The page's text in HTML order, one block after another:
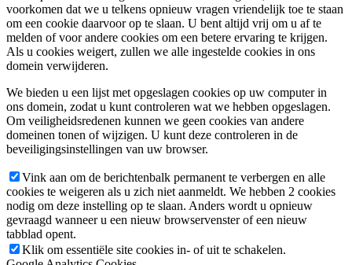
voorkomen dat we u telkens opnieuw vragen vriendelijk toe te staan
om een cookie daarvoor op te slaan. U bent altijd vrij om u af te
melden of voor andere cookies om een betere ervaring te krijgen.
Als u cookies weigert, zullen we alle ingestelde cookies in ons
domein verwijderen.
We bieden u een lijst met opgeslagen cookies op uw computer in
ons domein, zodat u kunt controleren wat we hebben opgeslagen.
Om veiligheidsredenen kunnen we geen cookies van andere
domeinen tonen of wijzigen. U kunt deze controleren in de
beveiligingsinstellingen van uw browser.
Vink aan om de berichtenbalk permanent te verbergen en alle
cookies te weigeren als u zich niet aanmeldt. We hebben 2 cookies
nodig om deze instelling op te slaan. Anders wordt u opnieuw
gevraagd wanneer u een nieuw browservenster of een nieuw
tabblad opent.
Klik om essentiële site cookies in- of uit te schakelen.